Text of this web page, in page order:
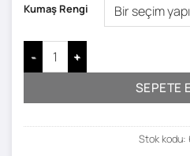
Kumaş Rengi
Bral Berjer adet
SEPETE
Stok kodu: